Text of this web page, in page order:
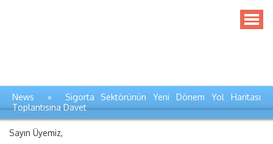
News » Sigorta Sektörünün Yeni Dönem Yol Haritası
Toplantısına Davet
Sayın Üyemiz,